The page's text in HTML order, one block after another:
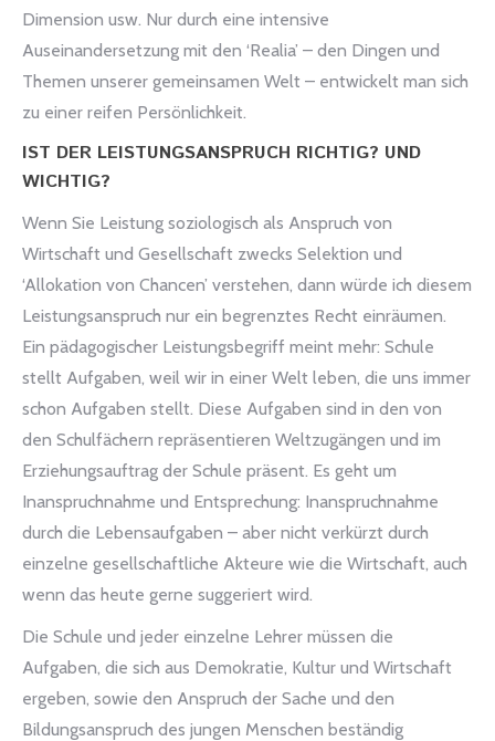
Dimension usw. Nur durch eine intensive
Auseinandersetzung mit den ‘Realia’ – den Dingen und
Themen unserer gemeinsamen Welt – entwickelt man sich
zu einer reifen Persönlichkeit.
IST DER LEISTUNGSANSPRUCH RICHTIG? UND
WICHTIG?
Wenn Sie Leistung soziologisch als Anspruch von
Wirtschaft und Gesellschaft zwecks Selektion und
‘Allokation von Chancen’ verstehen, dann würde ich diesem
Leistungsanspruch nur ein begrenztes Recht einräumen.
Ein pädagogischer Leistungsbegriff meint mehr: Schule
stellt Aufgaben, weil wir in einer Welt leben, die uns immer
schon Aufgaben stellt. Diese Aufgaben sind in den von
den Schulfächern repräsentieren Weltzugängen und im
Erziehungsauftrag der Schule präsent. Es geht um
Inanspruchnahme und Entsprechung: Inanspruchnahme
durch die Lebensaufgaben – aber nicht verkürzt durch
einzelne gesellschaftliche Akteure wie die Wirtschaft, auch
wenn das heute gerne suggeriert wird.
Die Schule und jeder einzelne Lehrer müssen die
Aufgaben, die sich aus Demokratie, Kultur und Wirtschaft
ergeben, sowie den Anspruch der Sache und den
Bildungsanspruch des jungen Menschen beständig